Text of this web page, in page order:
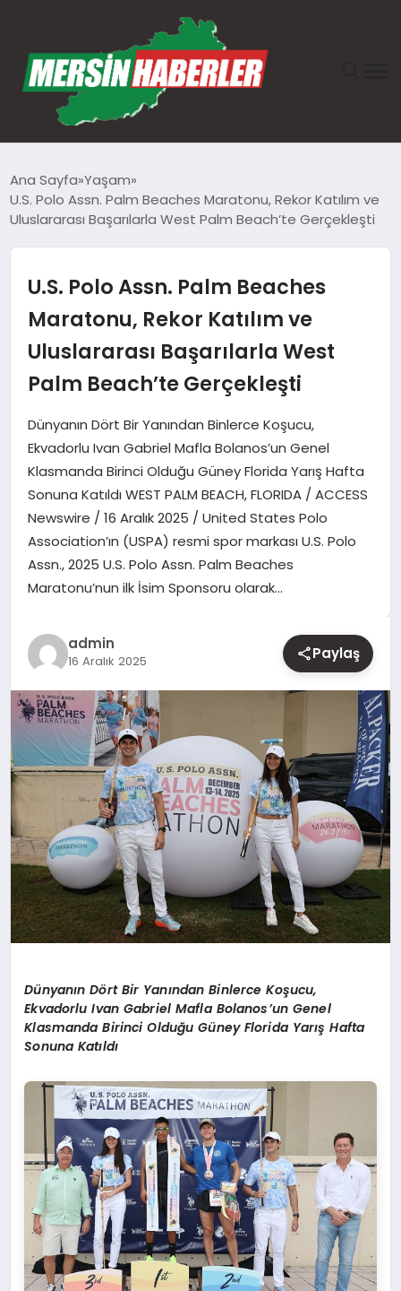
GÜNDEM
TEKNOLOJI
YAŞAM
EĞITIM
Ana Sayfa Yaşam
U.S. Polo Assn. Palm Beaches Maratonu, Rekor Katılım ve
Uluslararası Başarılarla West Palm Beach’te Gerçekleşti
U.S. Polo Assn. Palm Beaches
Maratonu, Rekor Katılım ve
Uluslararası Başarılarla West
Palm Beach’te Gerçekleşti
Dünyanın Dört Bir Yanından Binlerce Koşucu,
Ekvadorlu Ivan Gabriel Mafla Bolanos’un Genel
Klasmanda Birinci Olduğu Güney Florida Yarış Hafta
Sonuna Katıldı WEST PALM BEACH, FLORIDA / ACCESS
Newswire / 16 Aralık 2025 / United States Polo
Association’ın (USPA) resmi spor markası U.S. Polo
Assn., 2025 U.S. Polo Assn. Palm Beaches
Maratonu’nun ilk İsim Sponsoru olarak…
admin
16 Aralık 2025 Paylaş
Dünyanın Dört Bir Yanından Binlerce Koşucu,
Ekvadorlu Ivan Gabriel Mafla Bolanos’un Genel
Klasmanda Birinci Olduğu Güney Florida Yarış Hafta
Sonuna Katıldı